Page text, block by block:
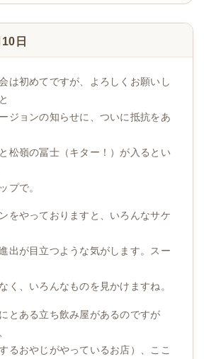
日
は初めてですが、よろしくお願いし
ジョンの知らせに、ついに抵抗をあ
松嶺の冨士（キター！）が入るとい
プで。
をやっておりますと、いろんなサケ
出が目立つような気がします。スー
く、いろんなものを見かけますね。
とある立ち飲み屋があるのですが
るおやじがやっているお店）、ここ